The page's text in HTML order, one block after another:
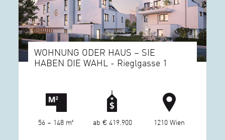
WOHNUNG ODER HAUS – SIE
HABEN DIE WAHL - Rieglgasse 1
56 – 148 m² ab € 419.900 1210 Wien